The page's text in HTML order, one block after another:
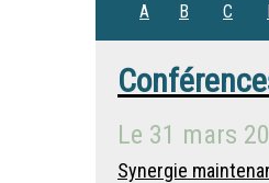
A B C
Le 31 mars
Synergie